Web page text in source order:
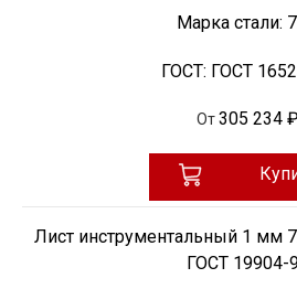
Марка стали:
ГОСТ: ГОСТ
От 305 234 ₽
Лист инструментальный 1 мм
ГОСТ 19904-